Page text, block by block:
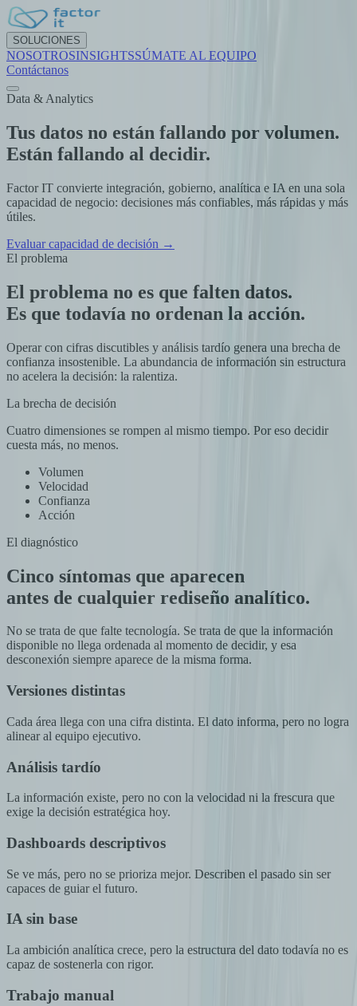
SOLUCIONES
NOSOTROSINSIGHTSSÚMATE AL EQUIPO
Contáctanos
Data & Analytics
Tus datos no están fallando por volumen.
Están fallando al decidir.
Factor IT convierte integración, gobierno, analítica e IA en una sola
capacidad de negocio: decisiones más confiables, más rápidas y más
útiles.
Evaluar capacidad de decisión →
El problema
El problema no es que falten datos.
Es que todavía no ordenan la acción.
Operar con cifras discutibles y análisis tardío genera una brecha de
confianza insostenible. La abundancia de información sin estructura
no acelera la decisión: la ralentiza.
La brecha de decisión
Cuatro dimensiones se rompen al mismo tiempo. Por eso decidir
cuesta más, no menos.
Volumen
Velocidad
Confianza
Acción
El diagnóstico
Cinco síntomas que aparecen
antes de cualquier rediseño analítico.
No se trata de que falte tecnología. Se trata de que la información
disponible no llega ordenada al momento de decidir, y esa
desconexión siempre aparece de la misma forma.
Versiones distintas
Cada área llega con una cifra distinta. El dato informa, pero no logra
alinear al equipo ejecutivo.
Análisis tardío
La información existe, pero no con la velocidad ni la frescura que
exige la decisión estratégica hoy.
Dashboards descriptivos
Se ve más, pero no se prioriza mejor. Describen el pasado sin ser
capaces de guiar el futuro.
IA sin base
La ambición analítica crece, pero la estructura del dato todavía no es
capaz de sostenerla con rigor.
Trabajo manual